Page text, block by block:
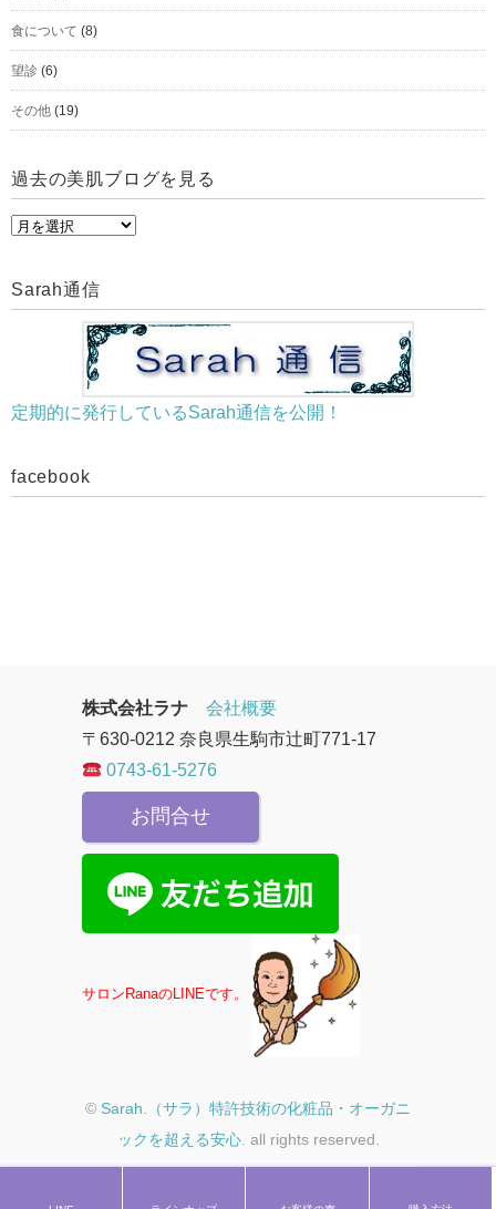
食について (8)
望診 (6)
その他 (19)
過去の美肌ブログを見る
過
の
ロ
を
Sarah通信
定期的に発行しているSarah通信を公開！
facebook
株式会社ラナ
会社概要
〒630-0212 奈良県生駒市辻町771-17
0743-61-5276
お問合せ
サロンRanaのLINEです。
© Sarah.（サラ）特許技術の化粧品・オーガニ
ックを超える安心. all rights reserved.